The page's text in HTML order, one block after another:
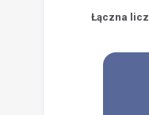
Łączna